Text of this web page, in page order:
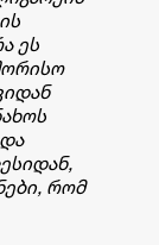
ეს
რომ